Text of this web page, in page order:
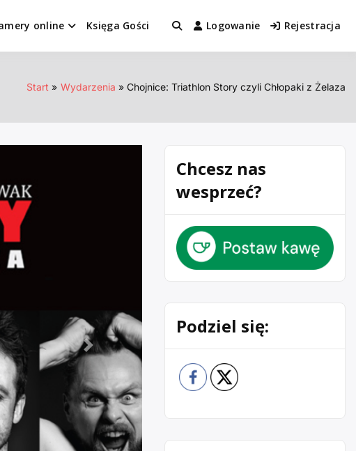
online Księga Gości Logowanie Rejestracja
Start Wydarzenia Chojnice: Triathlon Story czyli Chłopaki z Żelaza
Następne
Chcesz nas
wesprzeć?
Podziel się: